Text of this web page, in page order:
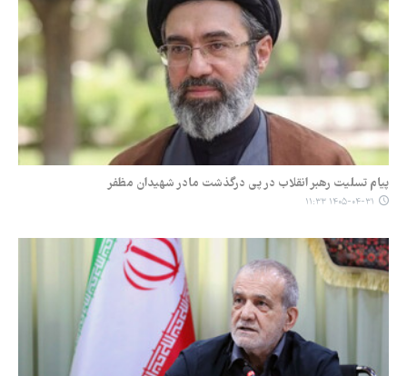
پیام تسلیت رهبر انقلاب در پی درگذشت مادر شهیدان مظفر
۱۴۰۵-۰۴-۳۱ ۱۱:۳۳